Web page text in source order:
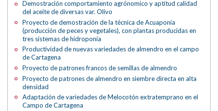
Demostración comportamiento agrónomico y aptitud calidad
del aceite de diversas var. Olivo
Proyecto de demostración de la técnica de Acuaponia
(producción de peces y vegetales), con plantas producidas en
tres sistemas de hidroponía
Productividad de nuevas variedades de almendro en el campo
de Cartagena
Proyecto de patrones francos de semillas de almendro
Proyecto de patrones de almendro en siembre directa en alta
densidad
Adaptación de variedades de Melocotón extratemprano en el
Campo de Cartagena